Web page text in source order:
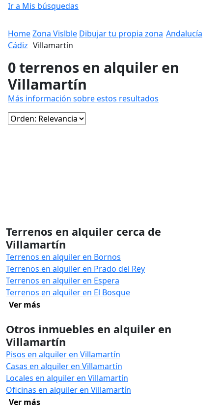
Ir a Mis búsquedas
HomeZona Vislble Dibujar tu propia zona Andalucía
Cádiz Villamartín
0 terrenos en alquiler en
Villamartín
Más información sobre estos resultados
Terrenos en alquiler cerca de
Villamartín
Terrenos en alquiler en Bornos
Terrenos en alquiler en Prado del Rey
Terrenos en alquiler en Espera
Terrenos en alquiler en El Bosque
Ver más
Otros inmuebles en alquiler en
Villamartín
Pisos en alquiler en Villamartín
Casas en alquiler en Villamartín
Locales en alquiler en Villamartín
Oficinas en alquiler en Villamartín
Ver más